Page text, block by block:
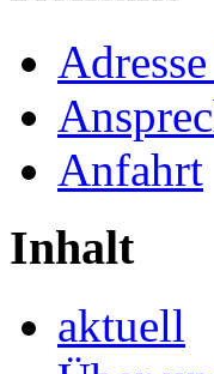
Anfahrt
Inhalt
aktuell